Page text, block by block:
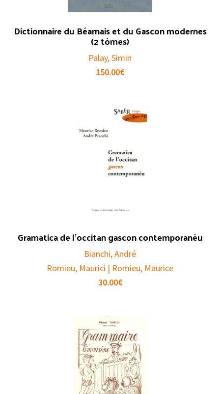
Dictionnaire du Béarnais et du Gascon modernes
(2 tòmes)
Palay, Simin
150.00€
Gramatica de l’occitan gascon contemporanèu
Bianchi, André
Romieu, Maurici | Romieu, Maurice
30.00€